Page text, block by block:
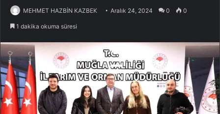
MEHMET HAZBİN KAZBEK Aralık 24, 2024 0 0
1 dakika okuma süresi